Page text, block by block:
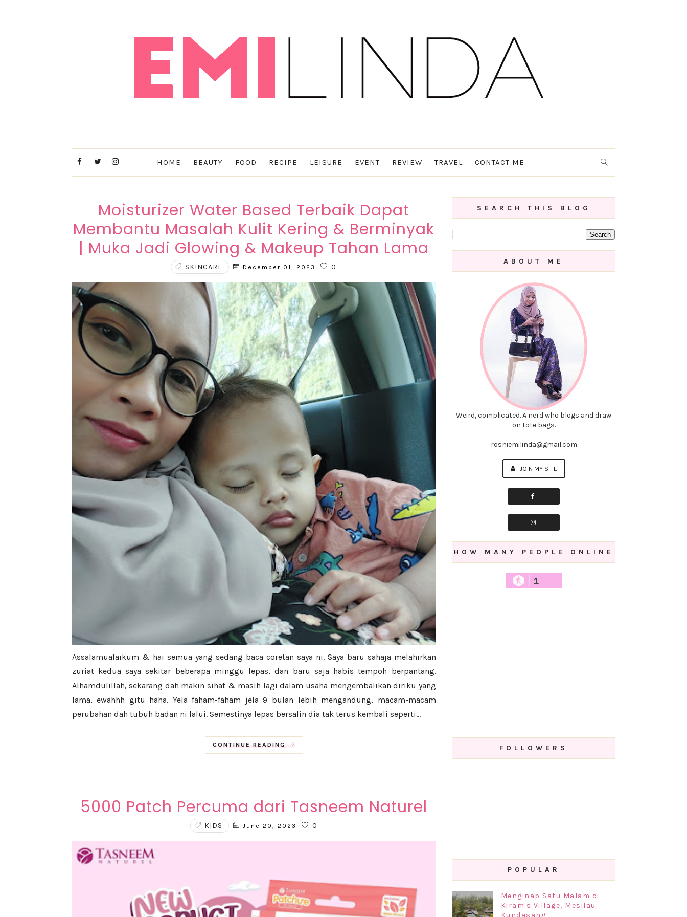
HOME BEAUTY FOOD RECIPE LEISURE EVENT REVIEW TRAVEL CONTACT ME
Moisturizer Water Based Terbaik Dapat
Membantu Masalah Kulit Kering & Berminyak
| Muka Jadi Glowing & Makeup Tahan Lama
SKINCARE December 01, 2023 0
Assalamualaikum & hai semua yang sedang baca coretan saya ni. Saya baru sahaja melahirkan
zuriat kedua saya sekitar beberapa minggu lepas, dan baru saja habis tempoh berpantang.
Alhamdulillah, sekarang dah makin sihat & masih lagi dalam usaha mengembalikan diriku yang
lama, ewahhh gitu haha. Yela faham-faham jela 9 bulan lebih mengandung, macam-macam
perubahan dah tubuh badan ni lalui. Semestinya lepas bersalin dia tak terus kembali seperti...
CONTINUE READING
5000 Patch Percuma dari Tasneem Naturel
KIDS June 20, 2023 0
SEARCH THIS BLOG
ABOUT ME
Weird, complicated. A nerd who blogs and draw
on tote bags.
rosniemilinda@gmail.com
JOIN MY SITE
HOW MANY PEOPLE ONLINE
1
FOLLOWERS
POPULAR
Menginap Satu Malam di
Kiram's Village, Mesilau
Kundasang